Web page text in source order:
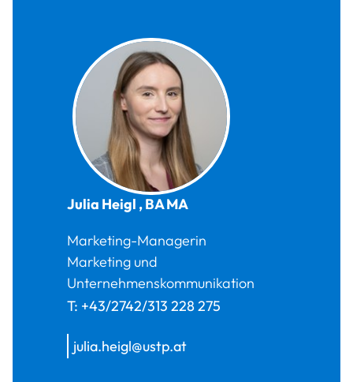
Julia Heigl ,BA MA
Marketing-Managerin
Marketing und
Unternehmenskommunikation
T: +43/2742/313 228 275
julia.heigl@ustp.at